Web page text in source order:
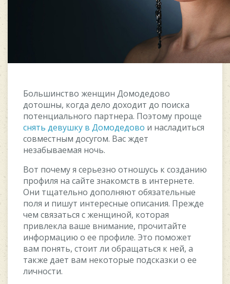
Большинство женщин Домодедово
дотошны, когда дело доходит до поиска
потенциального партнера. Поэтому проще
снять девушку в Домодедово и насладиться
совместным досугом. Вас ждет
незабываемая ночь.
Вот почему я серьезно отношусь к созданию
профиля на сайте знакомств в интернете.
Они тщательно дополняют обязательные
поля и пишут интересные описания. Прежде
чем связаться с женщиной, которая
привлекла ваше внимание, прочитайте
информацию о ее профиле. Это поможет
вам понять, стоит ли обращаться к ней, а
также дает вам некоторые подсказки о ее
личности.